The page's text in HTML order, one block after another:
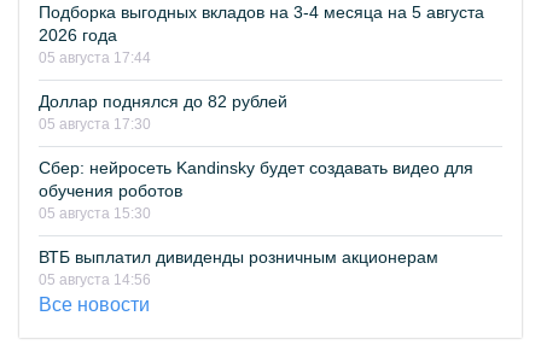
Подборка выгодных вкладов на 3-4 месяца на 5 августа
2026 года
05 августа 17:44
Доллар поднялся до 82 рублей
05 августа 17:30
Сбер: нейросеть Kandinsky будет создавать видео для
обучения роботов
05 августа 15:30
ВТБ выплатил дивиденды розничным акционерам
05 августа 14:56
Все новости